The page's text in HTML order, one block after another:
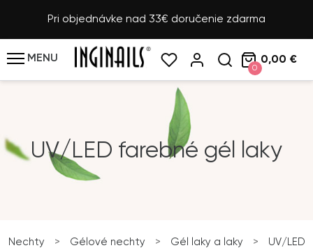
Pri objednávke nad 33€ doručenie zdarma
MENU
0
0,00 €
UV/LED farebné gél laky
Nechty > Gélové nechty > Gél laky a laky >
UV/LED